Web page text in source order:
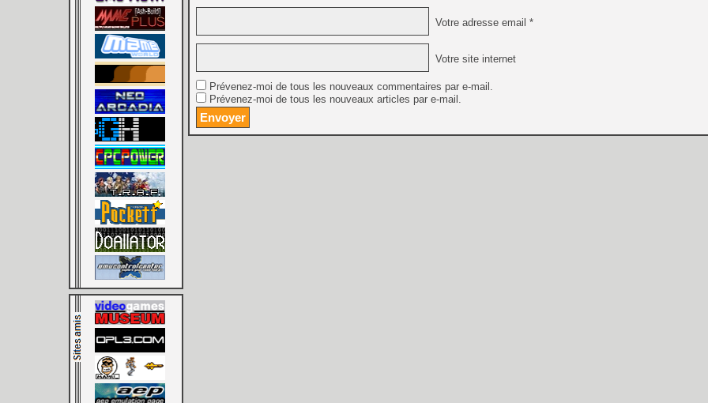
Votre adresse email *
Votre site internet
Prévenez-moi de tous les nouveaux commentaires par e-mail.
Prévenez-moi de tous les nouveaux articles par e-mail.